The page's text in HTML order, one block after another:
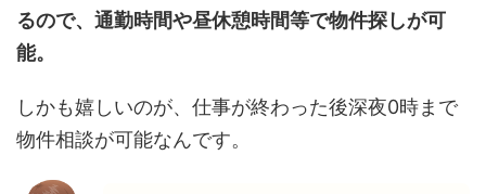
るので、通勤時間や昼休憩時間等で物件探しが可
能。
しかも嬉しいのが、仕事が終わった後深夜0時まで
物件相談が可能なんです。